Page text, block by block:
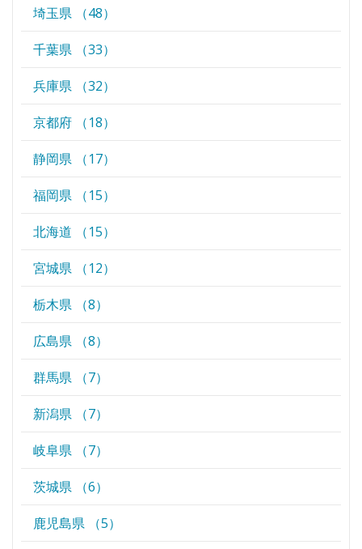
埼玉県 （48）
千葉県 （33）
兵庫県 （32）
京都府 （18）
静岡県 （17）
福岡県 （15）
北海道 （15）
宮城県 （12）
栃木県 （8）
広島県 （8）
群馬県 （7）
新潟県 （7）
岐阜県 （7）
茨城県 （6）
鹿児島県 （5）